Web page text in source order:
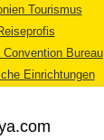
Tourismus
Convention Bureau
Einrichtungen